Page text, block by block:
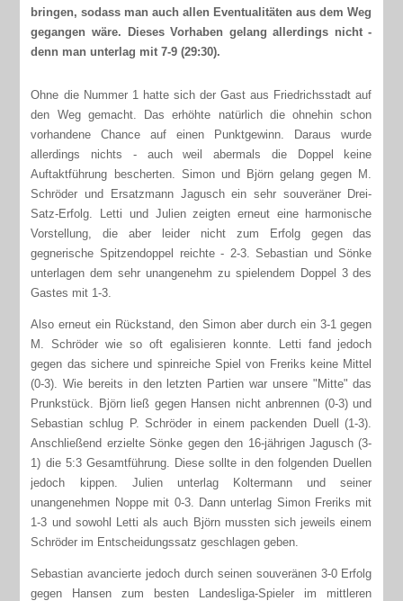
bringen, sodass man auch allen Eventualitäten aus dem Weg
gegangen wäre. Dieses Vorhaben gelang allerdings nicht -
denn man unterlag mit 7-9 (29:30).
Ohne die Nummer 1 hatte sich der Gast aus Friedrichsstadt auf
den Weg gemacht. Das erhöhte natürlich die ohnehin schon
vorhandene Chance auf einen Punktgewinn. Daraus wurde
allerdings nichts - auch weil abermals die Doppel keine
Auftaktführung bescherten. Simon und Björn gelang gegen M.
Schröder und Ersatzmann Jagusch ein sehr souveräner Drei-
Satz-Erfolg. Letti und Julien zeigten erneut eine harmonische
Vorstellung, die aber leider nicht zum Erfolg gegen das
gegnerische Spitzendoppel reichte - 2-3. Sebastian und Sönke
unterlagen dem sehr unangenehm zu spielendem Doppel 3 des
Gastes mit 1-3.
Also erneut ein Rückstand, den Simon aber durch ein 3-1 gegen
M. Schröder wie so oft egalisieren konnte. Letti fand jedoch
gegen das sichere und spinreiche Spiel von Freriks keine Mittel
(0-3). Wie bereits in den letzten Partien war unsere "Mitte" das
Prunkstück. Björn ließ gegen Hansen nicht anbrennen (0-3) und
Sebastian schlug P. Schröder in einem packenden Duell (1-3).
Anschließend erzielte Sönke gegen den 16-jährigen Jagusch (3-
1) die 5:3 Gesamtführung. Diese sollte in den folgenden Duellen
jedoch kippen. Julien unterlag Koltermann und seiner
unangenehmen Noppe mit 0-3. Dann unterlag Simon Freriks mit
1-3 und sowohl Letti als auch Björn mussten sich jeweils einem
Schröder im Entscheidungssatz geschlagen geben.
Sebastian avancierte jedoch durch seinen souveränen 3-0 Erfolg
gegen Hansen zum besten Landesliga-Spieler im mittleren